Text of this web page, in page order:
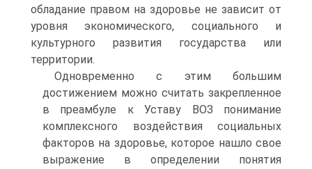
обладание правом на здоровье не зависит от
уровня экономического, социального и
культурного развития государства или
территории.
Одновременно с этим большим
достижением можно считать закрепленное
в преамбуле к Уставу ВОЗ понимание
комплексного воздействия социальных
факторов на здоровье, которое нашло свое
выражение в определении понятия